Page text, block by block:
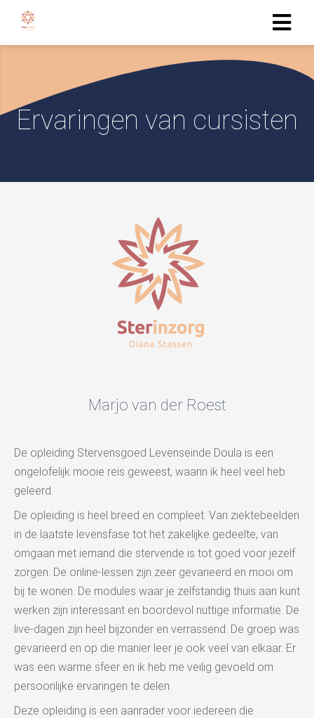
Ervaringen van cursisten
Marjo van der Roest
De opleiding Stervensgoed Levenseinde Doula is een
ongelofelijk mooie reis geweest, waarin ik heel veel heb
geleerd.
De opleiding is heel breed en compleet: Van ziektebeelden
in de laatste levensfase tot het zakelijke gedeelte, van
omgaan met iemand die stervende is tot goed voor jezelf
zorgen. De online-lessen zijn zeer gevarieerd en mooi om
bij te wonen. De modules waar je zelfstandig thuis aan kunt
werken zijn interessant en boordevol nuttige informatie. De
live-dagen zijn heel bijzonder en verrassend. De groep was
gevarieerd en op die manier leer je ook veel van elkaar. Er
was een warme sfeer en ik heb me veilig gevoeld om
persoonlijke ervaringen te delen.
Deze opleiding is een aanrader voor iedereen die